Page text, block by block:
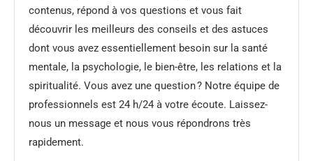
contenus, répond à vos questions et vous fait
découvrir les meilleurs des conseils et des astuces
dont vous avez essentiellement besoin sur la santé
mentale, la psychologie, le bien-être, les relations et la
spiritualité. Vous avez une question ? Notre équipe de
professionnels est 24 h/24 à votre écoute. Laissez-
nous un message et nous vous répondrons très
rapidement.